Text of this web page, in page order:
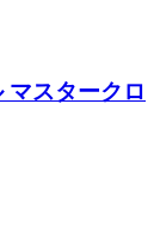
マスタークロ